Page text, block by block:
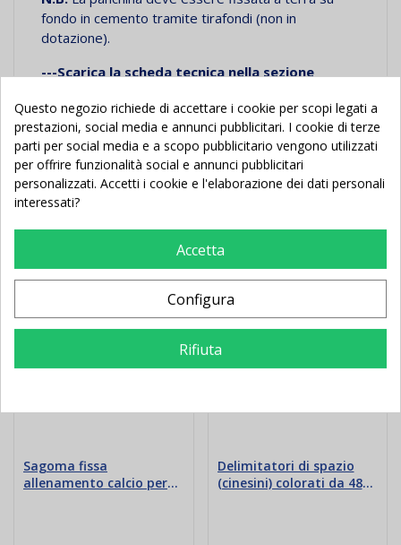
fondo in cemento tramite tirafondi (non in
dotazione).
---Scarica la scheda tecnica nella sezione
Potrebbe Anche Piacerti
Nuovo
Sagoma fissa
allenamento calcio per
Nuovo
Delimitatori di spazio
(cinesini) colorati da 48
Questo negozio richiede di accettare i cookie per scopi legati a
prestazioni, social media e annunci pubblicitari. I cookie di terze
parti per social media e a scopo pubblicitario vengono utilizzati
per offrire funzionalità social e annunci pubblicitari
personalizzati. Accetti i cookie e l'elaborazione dei dati personali
interessati?
Accetta
Configura
Rifiuta